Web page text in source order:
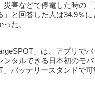
災害などで停電した時の
」と回答した人は34.9％
た。
」は、アプリで
ンタルできる日本初のモ
」バッテリースタンドで